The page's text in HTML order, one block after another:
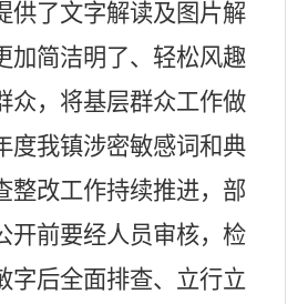
供了文字解读及图片解
加简洁明了、轻松风趣
众，将基层群众工作做
度我镇涉密敏感词和典
整改工作持续推进，部
开前要经人员审核，检
字后全面排查、立行立